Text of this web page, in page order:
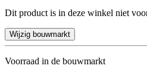
Dit product is in deze winkel niet
Wijzig bouwmarkt
Voorraad in de bouwmarkt